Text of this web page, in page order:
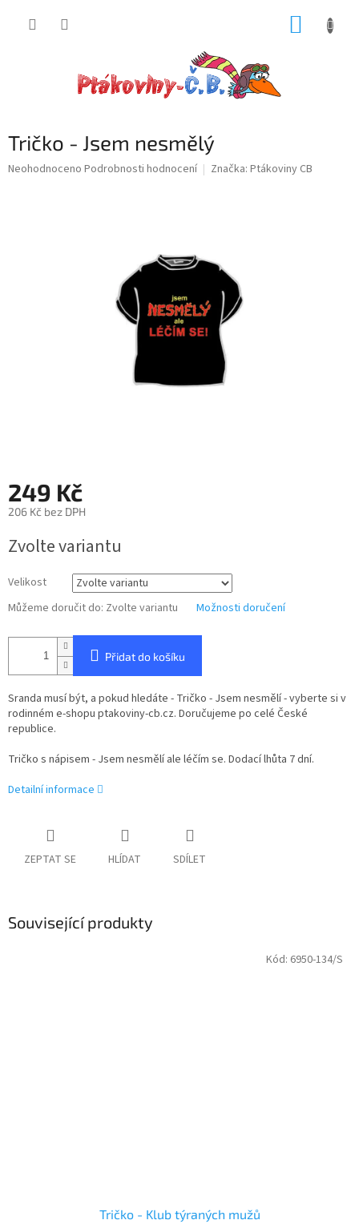
Tričko - Jsem nesmělý
Průměrné
Neohodnoceno Podrobnosti hodnocení Značka: Ptákoviny CB
249 Kč
206 Kč bez DPH
cena:
Zvolte variantu
Velikost
Můžeme doručit do: Zvolte variantu Možnosti doručení
Přidat do košíku
Sranda musí být, a pokud hledáte - Tričko - Jsem nesmělí - vyberte si v
rodinném e-shopu ptakoviny-cb.cz. Doručujeme po celé České
republice.
Tričko s nápisem - Jsem nesmělí ale léčím se. Dodací lhůta 7 dní.
Detailní informace
ZEPTAT SE HLÍDAT SDÍLET
Související produkty
Tričko - Klub týraných mužů
Kód: 6950-134/S